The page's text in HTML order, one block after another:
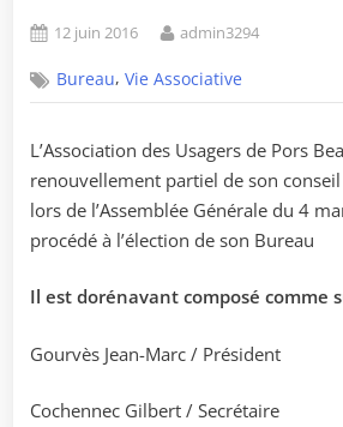
Posted
12 juin 2016 By
admin3294
Bureau,Vie Associative
L’Association des Usagers de Pors
renouvellement partiel de son
lors de l’Assemblée Générale du 4
procédé à l’élection de son Bureau
Il est dorénavant composé comme
Gourvès Jean-Marc / Président
Cochennec Gilbert / Secrétaire